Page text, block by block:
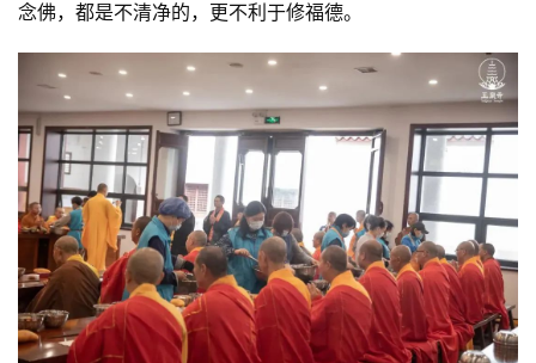
八
高
僧
访
心
乐
念佛，都是不清净的，更不利于修福德。